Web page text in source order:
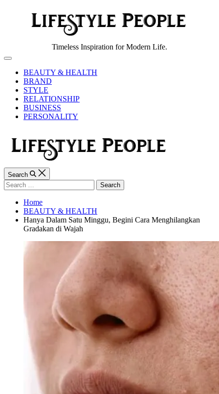
People
Timeless Inspiration for Modern Life.
Off
CanvasBEAUTY & HEALTH
BRAND
STYLE
RELATIONSHIP
BUSINESS
PERSONALITY
Search
Search
for:
Home
BEAUTY & HEALTH
Hanya Dalam Satu Minggu, Begini Cara Menghilangkan
Gradakan di Wajah